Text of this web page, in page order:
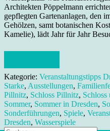
Architekten Pöppelmann
gepflegten Gartenanlagen, den
Gehölzen, samt botanischen
Kamelie), lädt Jahr für Jahr
Kategorie: Veranstaltungstipps
Starke, Ausstellungen,
Pillnitz, Schloss Pillnitz, Schloss
Sommer, Sommer in Dresden,
Sonderführungen, Spiele,
Dresden, Wasserspiele